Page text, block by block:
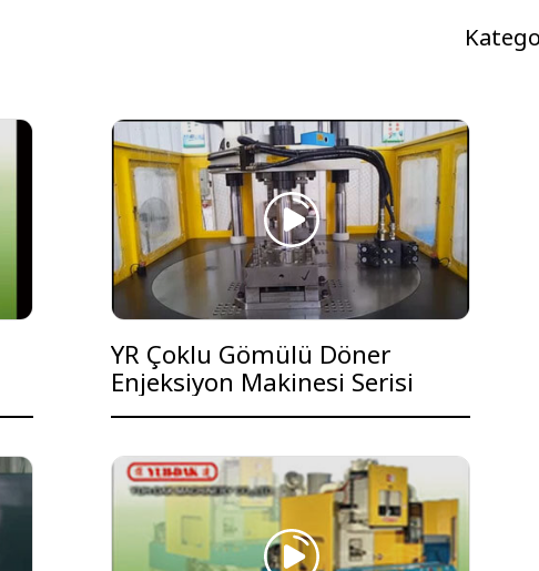
YR Çoklu Gömülü Döner
Enjeksiyon Makinesi Serisi